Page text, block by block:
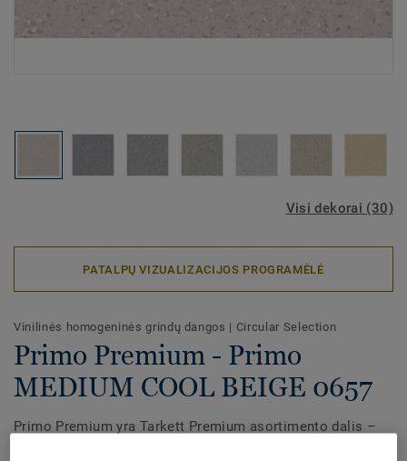
Visi dekorai (30)
PATALPŲ VIZUALIZACIJOS PROGRAMĖLĖ
Vinilinės homogeninės grindų dangos | Circular Selection
Primo Premium - Primo
MEDIUM COOL BEIGE 0657
Primo Premium yra Tarkett Premium asortimento dalis –